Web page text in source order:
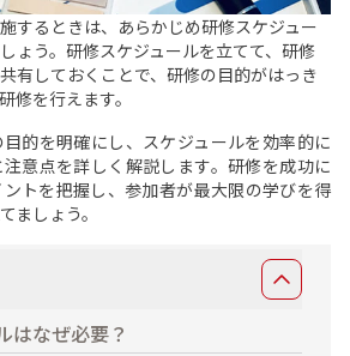
ョン
ン
安心補償プラン
データ消去
するときは、あらかじめ研修スケジュー
ょう。研修スケジュールを立てて、研修
有しておくことで、研修の目的がはっき
修を行えます。
的を明確にし、スケジュールを効率的に
意点を詳しく解説します。研修を成功に
トを把握し、参加者が最大限の学びを得
ましょう。
はなぜ必要？